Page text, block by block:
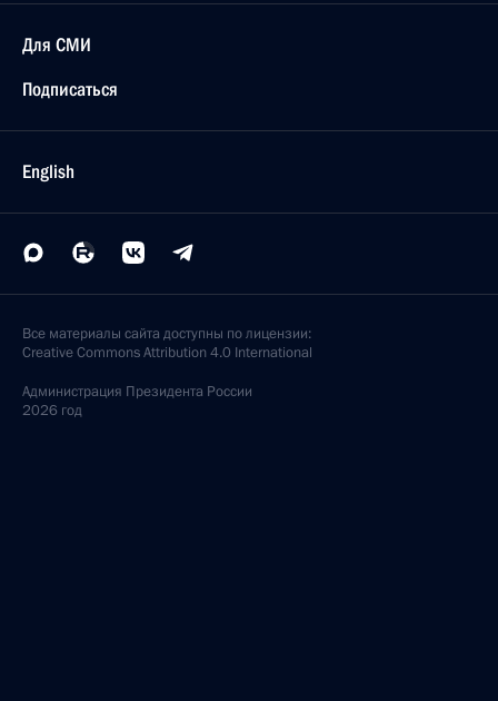
Для СМИ
Подписаться
English
Все материалы сайта доступны по лицензии:
Creative Commons Attribution 4.0 International
Администрация Президента России
2026 год